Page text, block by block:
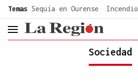
common.go-to-content
Temas Sequía en Ourense
header.menu.open
Sociedad